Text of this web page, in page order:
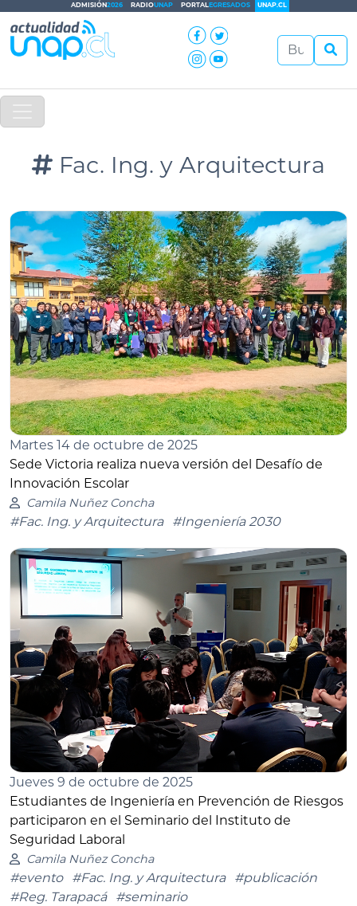
ADMISIÓN2026 RADIOUNAP PORTALEGRESADOS UNAP.CL
Fac. Ing. y Arquitectura
Martes 14 de octubre de 2025
Sede Victoria realiza nueva versión del Desafío de
Innovación Escolar
Camila Nuñez Concha
#Fac. Ing. y Arquitectura #Ingeniería 2030
Jueves 9 de octubre de 2025
Estudiantes de Ingeniería en Prevención de Riesgos
participaron en el Seminario del Instituto de
Seguridad Laboral
Camila Nuñez Concha
#evento #Fac. Ing. y Arquitectura
#publicación
#Reg. Tarapacá
#seminario